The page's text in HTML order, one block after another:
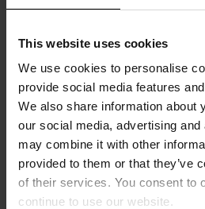
This website uses cookies
We use cookies to personalise
provide social media features
We also share information about
our social media, advertising
may combine it with other
provided to them or that they’ve
of their services. You consent to
continue to use our website.
fantastica de adaptare in
In privinta materialelor,
ceramic reprezintasolutii
pentru amenajari
larga de colectii
aspect modern, clasic sau
prin faptul ca nu va fi
anul urmator, intrucat
prezinta o rezistenta in